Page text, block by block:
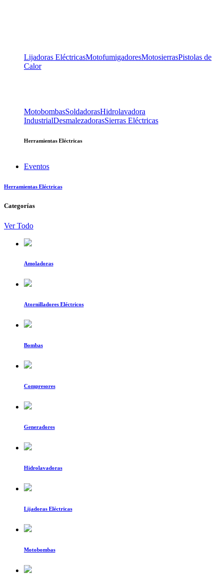
Lijadoras EléctricasMotofumigadoresMotosierrasPistolas de
Calor
MotobombasSoldadorasHidrolavadora
IndustrialDesmalezadorasSierras Eléctricas
Herramientas Eléctricas
Eventos
Herramientas Eléctricas
Categorías
Ver Todo
Amoladoras
Atornilladores Eléctricos
Bombas
Compresores
Generadores
Hidrolavadoras
Lijadoras Eléctricas
Motobombas